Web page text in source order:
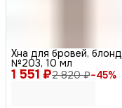
1 551 ₽2 820 ₽−45%
Хна для бровей, блонд
№203, 10 мл